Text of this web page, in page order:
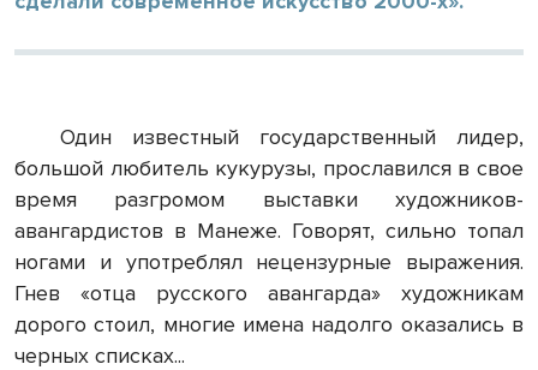
Один известный государственный лидер,
большой любитель кукурузы, прославился в свое
время разгромом выставки художников-
авангардистов в Манеже. Говорят, сильно топал
ногами и употреблял нецензурные выражения.
Гнев «отца русского авангарда» художникам
дорого стоил, многие имена надолго оказались в
черных списках...